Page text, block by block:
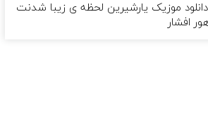
دانلود موزیک یارشیرین لحظه ی زیبا شدنت
افشار